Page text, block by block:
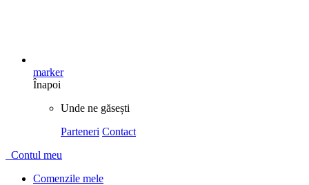
marker
Înapoi
Unde ne găsești
Parteneri Contact
Contul meu
Comenzile mele